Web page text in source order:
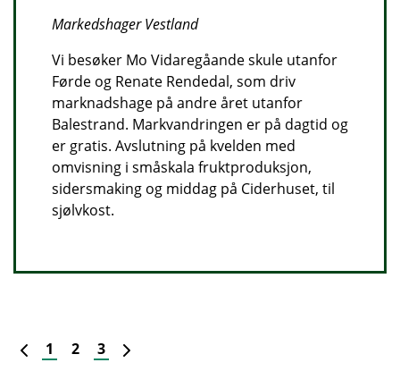
Markedshager Vestland
Vi besøker Mo Vidaregåande skule utanfor
Førde og Renate Rendedal, som driv
marknadshage på andre året utanfor
Balestrand. Markvandringen er på dagtid og
er gratis. Avslutning på kvelden med
omvisning i småskala fruktproduksjon,
sidersmaking og middag på Ciderhuset, til
sjølvkost.
Forrige
1 2 3